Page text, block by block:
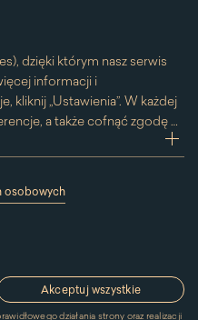
dzięki którym nasz serwis
„Ustawienia”. W każdej
a także cofnąć zgodę na
zrobić, klikając na podstronę
aktywujesz zgodę na
w lewą stronę
osobowych
działania strony oraz realizacji
Akceptuj wszystkie